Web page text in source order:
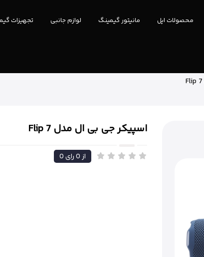
محصولات اپل مانیتور گیمینگ لوازم جانبی تجهیزات
اسپیکر جی بی ال مدل Flip 7
0 از0رای